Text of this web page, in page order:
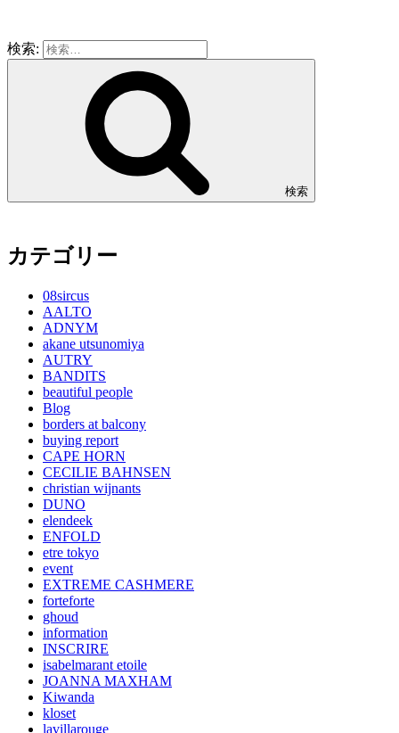
検索:
検索
カテゴリー
08sircus
AALTO
ADNYM
akane utsunomiya
AUTRY
BANDITS
beautiful people
Blog
borders at balcony
buying report
CAPE HORN
CECILIE BAHNSEN
christian wijnants
DUNO
elendeek
ENFOLD
etre tokyo
event
EXTREME CASHMERE
forteforte
ghoud
information
INSCRIRE
isabelmarant etoile
JOANNA MAXHAM
Kiwanda
kloset
lavillarouge